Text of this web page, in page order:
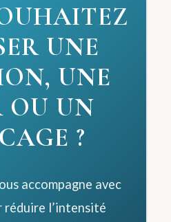
UNE
UNE
OU UN
?
accompagne avec
réduire l’intensité